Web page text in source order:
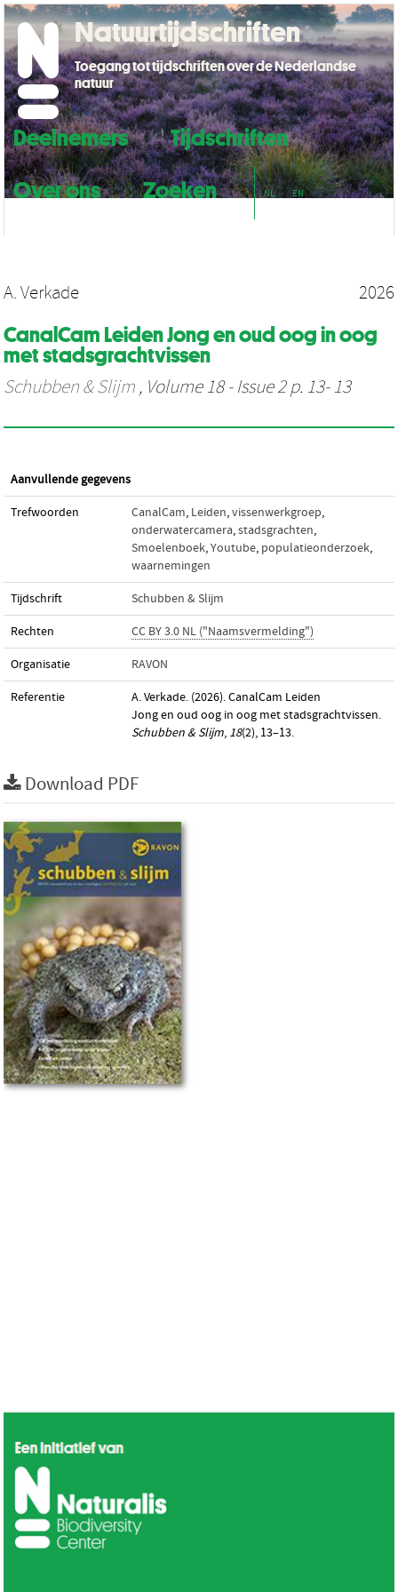
Deelnemers
Tijdschriften
Over ons
Zoeken NL EN
Natuurtijdschriften
Toegang tot tijdschriften over de Nederlandse
natuur
A. Verkade 2026
CanalCam Leiden Jong en oud oog in oog
met stadsgrachtvissen
Schubben & Slijm , Volume 18 - Issue 2 p. 13- 13
Aanvullende gegevens
Trefwoorden CanalCam, Leiden,vissenwerkgroep,
onderwatercamera,stadsgrachten,
Smoelenboek,Youtube, populatieonderzoek,
waarnemingen
Tijdschrift Schubben & Slijm
Rechten CC BY 3.0 NL ("Naamsvermelding")
Organisatie RAVON
Referentie
A. Verkade. (2026). CanalCam Leiden
Jong en oud oog in oog met stadsgrachtvissen.
Schubben & Slijm, 18(2), 13–13.
Download PDF